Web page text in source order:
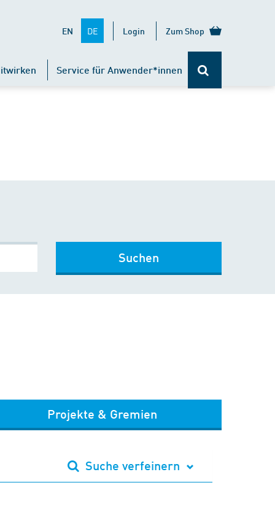
EN DE Login Zum Shop
Service für Anwender*innen
Suchen
Projekte & Gremien
Suche verfeinern